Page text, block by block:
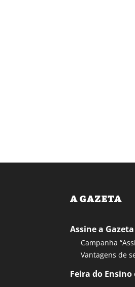
A GAZETA
Assine a Gazeta
Campanha
Vantagens de
Feira do Ensino